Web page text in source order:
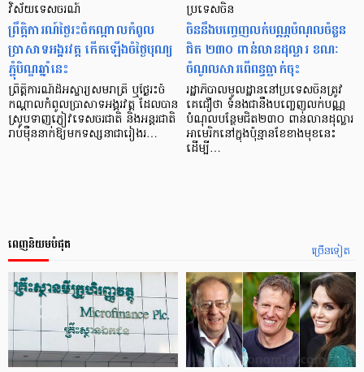
វិស័យទេសចរណ៍
ព្រឹត្តិការណ៍ថ្ងៃរះចំកណ្តាលកំពូល
ប្រាសាទអង្គរវត្ត កើតឡើងចំថ្ងៃបុណ្យ
ភ្ជុំបិណ្ឌឆ្នាំនេះ
ព្រឹត្តិការណ៍ដ៏អស្ចារ្យសមរាត្រី ឬថ្ងៃរះចំ
កណ្ដាលកំពូលប្រាសាទអង្គរវត្ត ដែលបាន
ស្រូបទាញភ្ញៀវទេសចរជាតិ និងអន្តរជាតិ
រាប់ម៉ឺននាក់ឱ្យមកទស្សនាជារៀងរ…
ប្រទេសចិន
ចិននឹងបញ្ចេញលក់បណ្ណបំណុលចំនួន
ជិត ២៣០ ពាន់លានដុល្លារ ខណៈ
ចំណូលសារពើពន្ធធ្លាក់ចុះ
រដ្ឋាភិបាលមូលដ្ឋាននៅប្រទេសចិនត្រូវ
គេជឿថា ទំនងជានឹងបញ្ចេញលក់បណ្ណ
បំណុលបន្ថែមជិត២៣០ ពាន់លានដុល្លារ
អាមេរិកនៅក្នុងប៉ុន្មានខែខាងមុខនេះ
ដើម្បី…
ច្រើនទៀត
ពេញនិយមបំផុត